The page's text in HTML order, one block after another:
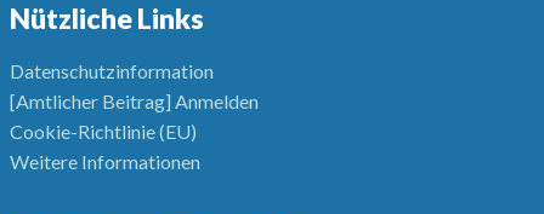
Nützliche Links
Datenschutzinformation
[Amtlicher Beitrag] Anmelden
Cookie-Richtlinie (EU)
Weitere Informationen